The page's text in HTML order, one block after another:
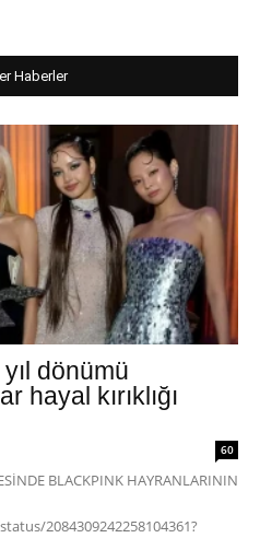
Haberler
dönümü
hayal kırıklığı
60
BLACKPINK HAYRANLARININ
2084309242258104361?